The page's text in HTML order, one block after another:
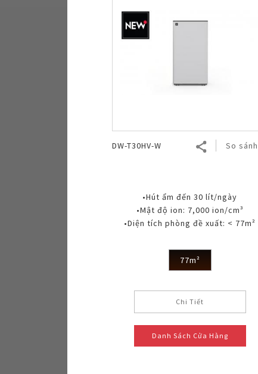
DW-T30HV-W So sánh
•Hút ẩm đến 30 lít/ngày
•Mật độ ion: 7,000 ion/cm³
•Diện tích phòng đề xuất: < 77m²
77m²
Chi Tiết
Danh Sách Cửa Hàng